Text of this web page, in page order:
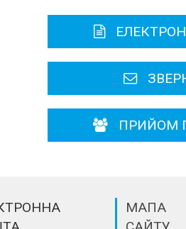
Карта області
Районні, міські ради
ПРИЙОМ
МАПА